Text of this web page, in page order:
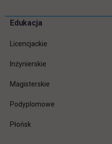
Pomiń
Informacje w stopce
Edukacja
Licencjackie
Inżynierskie
Magisterskie
Podyplomowe
Płońsk